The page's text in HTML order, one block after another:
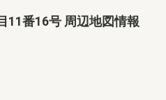
11番16号 周辺地図情報